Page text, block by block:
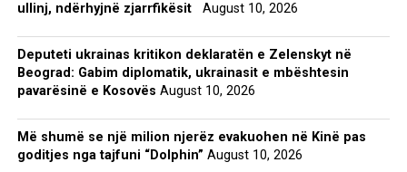
ullinj, ndërhyjnë zjarrfikësit
August 10, 2026
Deputeti ukrainas kritikon deklaratën e Zelenskyt në
Beograd: Gabim diplomatik, ukrainasit e mbështesin
pavarësinë e Kosovës August 10, 2026
Më shumë se një milion njerëz evakuohen në Kinë pas
goditjes nga tajfuni “Dolphin” August 10, 2026